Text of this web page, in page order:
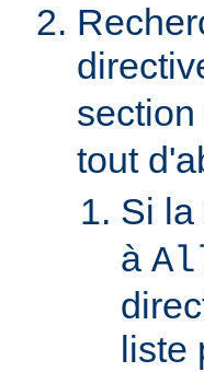
tout
Si la
à
liste